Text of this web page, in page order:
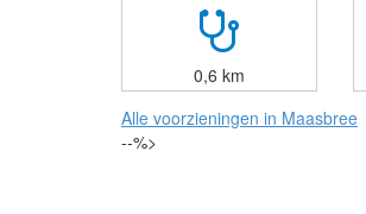
0,6 km
Alle voorzieningen in Maasbree
--%>